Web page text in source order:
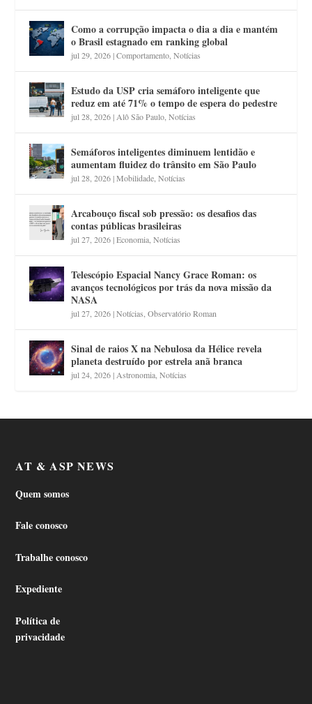
Como a corrupção impacta o dia a dia e mantém
o Brasil estagnado em ranking global
jul 29, 2026|Comportamento ,Notícias
Estudo da USP cria semáforo inteligente que
reduz em até 71% o tempo de espera do pedestre
jul 28, 2026| Alô São Paulo ,Notícias
Semáforos inteligentes diminuem lentidão e
aumentam fluidez do trânsito em São Paulo
jul 28, 2026|Mobilidade ,Notícias
Arcabouço fiscal sob pressão: os desafios das
contas públicas brasileiras
jul 27, 2026|Economia ,Notícias
Telescópio Espacial Nancy Grace Roman: os
avanços tecnológicos por trás da nova missão da
NASA
jul 27, 2026|Notícias ,Observatório Roman
Sinal de raios X na Nebulosa da Hélice revela
planeta destruído por estrela anã branca
jul 24, 2026| Astronomia ,Notícias
AT & ASP NEWS
Quem somos
Fale conosco
Trabalhe conosco
Expediente
Política de
privacidade